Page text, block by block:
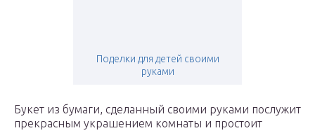
Поделки для детей своими
руками
Букет из бумаги, сделанный своими руками послужит
прекрасным украшением комнаты и простоит